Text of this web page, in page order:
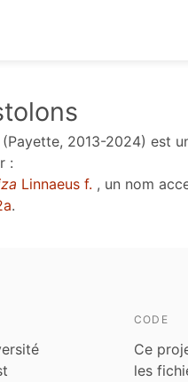
(Payette, 2013-2024) est
:
Linnaeus f. , un nom
.
CODE
Ce
les